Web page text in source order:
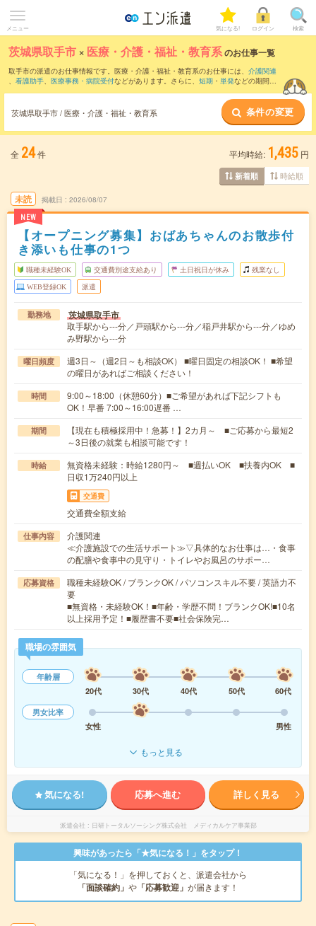
メニュー 気になる! ログイン 検索
茨城県取手市 × 医療・介護・福祉・教育系のお仕事一覧
取手市の派遣のお仕事情報です。医療・介護・福祉・教育系のお仕事には、 介護関連
、 看護助手、 医療事務・病院受付などがあります。さらに、 短期 ・ 単発などの期間
茨城県取手市 / 医療・介護・福祉・教育系 条件の変更
全 24件 平均時給: 1,435 円
新着順 時給順
未読
NEW
掲載日 2026/08/07
【オープニング募集】おばあちゃんのお散歩付
き添いも仕事の1つ
職種未経験OK 交通費別途支給あり 土日祝日が休み 残業なし
WEB登録OK 派遣
勤務地 茨城県取手市
取手駅から---分／戸頭駅から---分／稲戸井駅から---分／ゆめ
み野駅から---分
曜日頻度
週3日～（週2日～も相談OK） ■曜日固定の相談OK！ ■希望
の曜日があればご相談ください！
時間
9:00～18:00（休憩60分）■ご希望があれば下記シフトも
OK！早番 7:00～16:00遅番 …
期間
【現在も積極採用中！急募！】2カ月～ ■ご応募から最短2
～3日後の就業も相談可能です！
時給
無資格未経験：時給1280円～ ■週払いOK ■扶養内OK ■
日収1万240円以上
交通費
交通費全額支給
仕事内容
介護関連
≪介護施設での生活サポート≫▽具体的なお仕事は…・食事
の配膳や食事中の見守り・トイレやお風呂のサポー…
応募資格
職種未経験OK / ブランクOK / パソコンスキル不要 / 英語力不
要
■無資格・未経験OK！■年齢・学歴不問！ブランクOK!■10名
以上採用予定！■履歴書不要■社会保険完…
職場の雰囲気
年齢層
20代
30代 40代 50代
60代
男女比率
女性
男性
もっと見る
気になる! 応募へ進む 詳しく見る
派遣会社 日研トータルソーシング株式会社 メディカルケア事業部
興味があったら「★気になる！」をタップ！
「気になる！」を押しておくと、派遣会社から
「面談確約」 や 「応募歓迎」 が届きます！